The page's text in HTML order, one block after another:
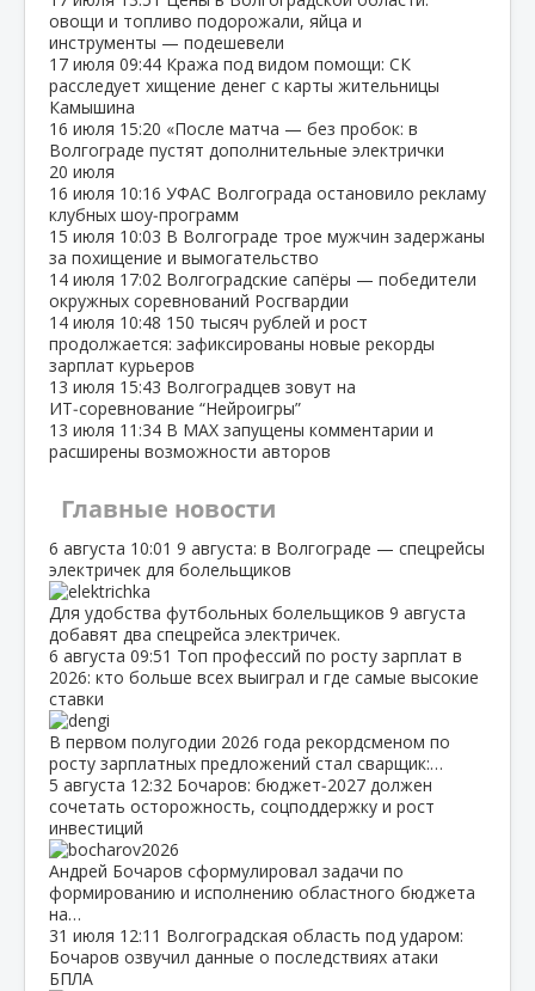
овощи и топливо подорожали, яйца и
инструменты — подешевели
17 июля 09:44 Кража под видом помощи: СК
расследует хищение денег с карты жительницы
Камышина
16 июля 15:20 «После матча — без пробок: в
Волгограде пустят дополнительные электрички
20 июля
16 июля 10:16 УФАС Волгограда остановило рекламу
клубных шоу‑программ
15 июля 10:03 В Волгограде трое мужчин задержаны
за похищение и вымогательство
14 июля 17:02 Волгоградские сапёры — победители
окружных соревнований Росгвардии
14 июля 10:48 150 тысяч рублей и рост
продолжается: зафиксированы новые рекорды
зарплат курьеров
13 июля 15:43 Волгоградцев зовут на
ИТ‑соревнование “Нейроигры”
13 июля 11:34 В МАХ запущены комментарии и
расширены возможности авторов
Главные новости
6 августа 10:01 9 августа: в Волгограде — спецрейсы
электричек для болельщиков
Для удобства футбольных болельщиков 9 августа
добавят два спецрейса электричек.
6 августа 09:51 Топ профессий по росту зарплат в
2026: кто больше всех выиграл и где самые высокие
ставки
В первом полугодии 2026 года рекордсменом по
росту зарплатных предложений стал сварщик:…
5 августа 12:32 Бочаров: бюджет‑2027 должен
сочетать осторожность, соцподдержку и рост
инвестиций
Андрей Бочаров сформулировал задачи по
формированию и исполнению областного бюджета
на…
31 июля 12:11 Волгоградская область под ударом:
Бочаров озвучил данные о последствиях атаки
БПЛА